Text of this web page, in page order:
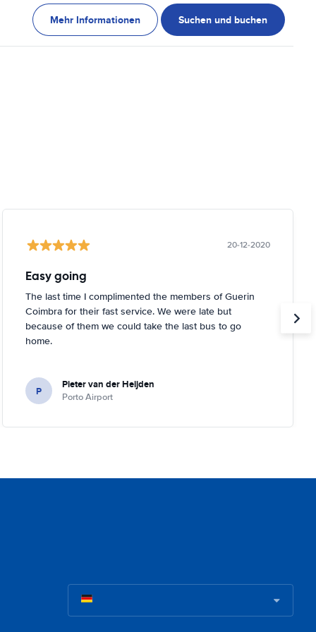
Mehr Informationen Suchen und buchen
20-12-2020
Easy going
The last time I complimented the members of Guerin
Coimbra for their fast service. We were late but
because of them we could take the last bus to go
home.
P Pieter van der Heijden
Porto Airport